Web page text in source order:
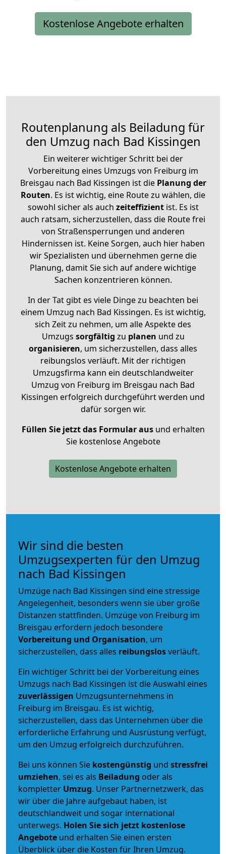
Kostenlose Angebote erhalten
Routenplanung als Beiladung für
den Umzug nach Bad Kissingen
Ein weiterer wichtiger Schritt bei der
Vorbereitung eines Umzugs von Freiburg im
Breisgau nach Bad Kissingen ist diePlanung der
Routen. Es ist wichtig, eine Route zu wählen, die
sowohl sicher als auch zeiteffizientist. Es ist
auch ratsam, sicherzustellen, dass die Route frei
von Straßensperrungen und anderen
Hindernissen ist. Keine Sorgen, auch hier haben
wir Spezialisten und übernehmen gerne die
Planung, damit Sie sich auf andere wichtige
Sachen konzentrieren können.
In der Tat gibt es viele Dinge zu beachten bei
einem Umzug nach Bad Kissingen. Es ist wichtig,
sich Zeit zu nehmen, um alle Aspekte des
Umzugs sorgfältig zu planen und zu
organisieren, um sicherzustellen, dass alles
reibungslos verläuft. Mit der richtigen
Umzugsfirma kann ein deutschlandweiter
Umzug von Freiburg im Breisgau nach Bad
Kissingen erfolgreich durchgeführt werden und
dafür sorgen wir.
Füllen Sie jetzt das Formular ausund erhalten
Sie kostenlose Angebote
Kostenlose Angebote erhalten
Wir sind die besten
Umzugsexperten für den Umzug
nach Bad Kissingen
Umzüge nach Bad Kissingen sind eine stressige
Angelegenheit, besonders wenn sie über große
Distanzen stattfinden. Umzüge von Freiburg im
Breisgau erfordern jedoch besondere
Vorbereitung und Organisation, um
sicherzustellen, dass alles reibungslosverläuft.
Ein wichtiger Schritt bei der Vorbereitung eines
Umzugs nach Bad Kissingen ist die Auswahl eines
zuverlässigen Umzugsunternehmens in
Freiburg im Breisgau. Es ist wichtig,
sicherzustellen, dass das Unternehmen über die
erforderliche Erfahrung und Ausrüstung verfügt,
um den Umzug erfolgreich durchzuführen.
Bei uns können Sie kostengünstig und stressfrei
umziehen, sei es als Beiladung oder als
kompletter Umzug. Unser Partnernetzwerk, das
wir über die Jahre aufgebaut haben, ist
deutschlandweit und sogar international
unterwegs. Holen Sie sich jetzt kostenlose
Angebote und erhalten Sie einen ersten
Überblick über die Kosten für Ihren Umzug.